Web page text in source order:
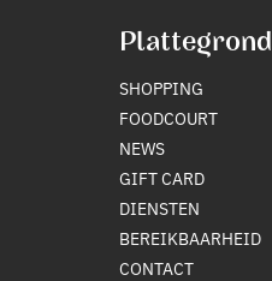
Plattegrond
SHOPPING
FOODCOURT
NEWS
GIFT CARD
DIENSTEN
BEREIKBAARHEID
CONTACT